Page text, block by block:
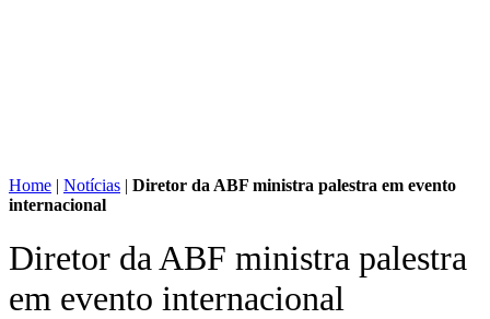
Home | Notícias | Diretor da ABF ministra palestra em evento
internacional
Diretor da ABF ministra palestra
em evento internacional